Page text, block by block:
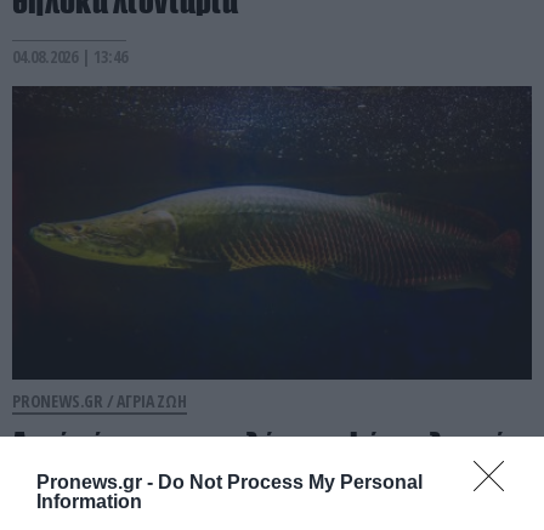
Pronews.gr - Do Not Process My Personal
Information
04.08.2026 | 13:46
PRONEWS.GR /ΑΓΡΙΑ ΖΩΗ
Αυτό είναι το μεγαλύτερο ψάρι γλυκού
νερού του Αμαζονίου: Έχει μήκος έως
τρία μέτρα & ξεπερνά τα 200 κιλά!